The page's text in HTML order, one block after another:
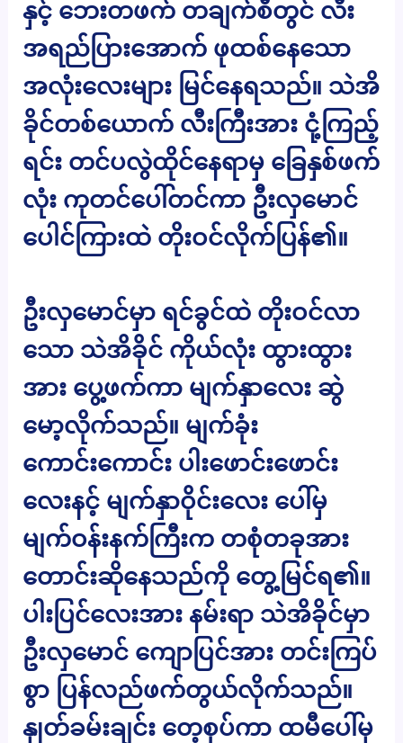
နှင့် ဘေးတဖက် တချက်စီတွင် လီး
အရည်ပြားအောက် ဖုထစ်နေသော
အလုံးလေးများ မြင်နေရသည်။ သဲအိ
ခိုင်တစ်ယောက် လီးကြီးအား ငုံ့ကြည့်
ရင်း တင်ပလွဲထိုင်နေရာမှ ခြေနှစ်ဖက်
လုံး ကုတင်ပေါ်တင်ကာ ဦးလှမောင်
ပေါင်ကြားထဲ တိုးဝင်လိုက်ပြန်၏။
ဦးလှမောင်မှာ ရင်ခွင်ထဲ တိုးဝင်လာ
သော သဲအိခိုင် ကိုယ်လုံး ထွားထွား
အား ပွေ့ဖက်ကာ မျက်နှာလေး ဆွဲ
မော့လိုက်သည်။ မျက်ခုံး
ကောင်းကောင်း ပါးဖောင်းဖောင်း
လေးနင့် မျက်နှာဝိုင်းလေး ပေါ်မှ
မျက်ဝန်းနက်ကြီးက တစုံတခုအား
တောင်းဆိုနေသည်ကို တွေ့မြင်ရ၏။
ပါးပြင်လေးအား နမ်းရာ သဲအိခိုင်မှာ
ဦးလှမောင် ကျောပြင်အား တင်းကြပ်
စွာ ပြန်လည်ဖက်တွယ်လိုက်သည်။
နှုတ်ခမ်းချင်း တေ့စုပ်ကာ ထမီပေါ်မှ